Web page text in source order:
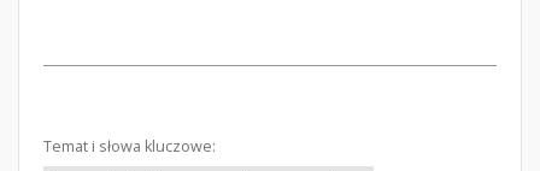
Temat i słowa kluczowe: